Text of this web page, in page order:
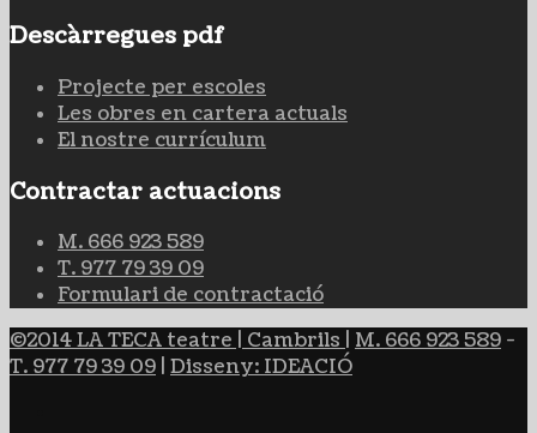
Descàrregues pdf
Projecte per escoles
Les obres en cartera actuals
El nostre currículum
Contractar actuacions
M. 666 923 589
T. 977 79 39 09
Formulari de contractació
©2014 LA TECA teatre | Cambrils
M. 666 923 589 -
T. 977 79 39 09 Disseny: IDEACIÓ